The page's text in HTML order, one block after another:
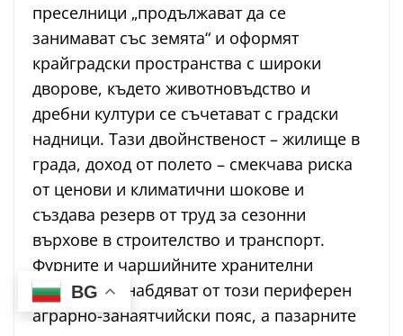
преселници „продължават да се
занимават със земята“ и оформят
крайградски пространства с широки
дворове, където животновъдство и
дребни култури се съчетават с градски
надници. Тази двойнственост – жилище в
града, доход от полето – смекчава риска
от ценови и климатични шокове и
създава резерв от труд за сезонни
върхове в строителство и транспорт.
Фурните и чаршийните хранителни
дюкяни се снабдяват от този периферен
аграрно-занаятчийски пояс, а пазарните
BG